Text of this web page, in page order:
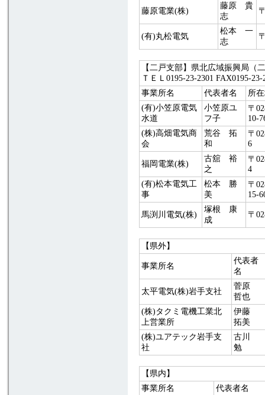
藤原電業(株)
藤原 貴
志
(有)丸松電気
松本 一
志
【二戸支部】県北広域振興局（
ＴＥＬ0195-23-2301 FAX0195-
事業所名
代表者名
所
(有)小笠原電気
水道
小笠原ユ
フ子
〒
10-
(株)高畑電気商
会
荒谷 拓
和
〒
6
福岡電業(株)
古舘 裕
之
〒
4
(有)松本電気工
事
松本 勝
美
〒
15-
馬渕川電気(株)
塚根 康
成
〒
【県外】
事業所名
代表者
名
太平電気(株)岩手支社
菅原
哲也
(株)タクミ電機工業北
上営業所
伊藤
拓美
(株)ユアテック岩手支
社
古川
勉
【県内】
事業所名
代表者名